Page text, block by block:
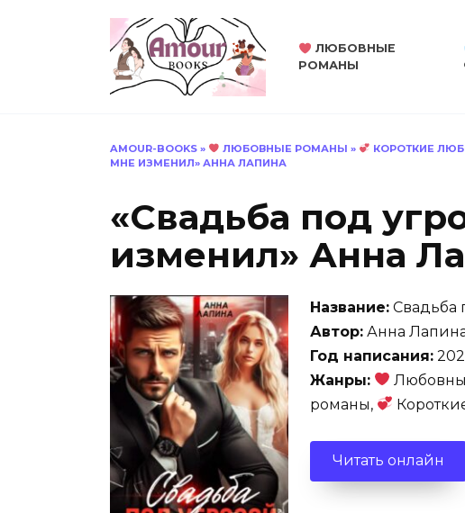
ЛЮБОВНЫЕ
РОМАНЫ
AMOUR-BOOKS » ЛЮБОВНЫЕ РОМАНЫ » КОРОТКИЕ
МНЕ ИЗМЕНИЛ» АННА ЛАПИНА
«Свадьба под
изменил» Анна
Название: Свадьба
Автор: Анна
Год написания:
Жанры:
романы,
Читать онлайн